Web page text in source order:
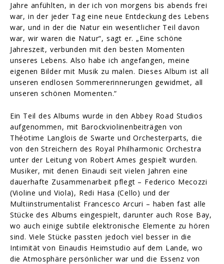
Jahre anfühlten, in der ich von morgens bis abends frei
war, in der jeder Tag eine neue Entdeckung des Lebens
war, und in der die Natur ein wesentlicher Teil davon
war, wir waren die Natur“, sagt er. „Eine schöne
Jahreszeit, verbunden mit den besten Momenten
unseres Lebens. Also habe ich angefangen, meine
eigenen Bilder mit Musik zu malen. Dieses Album ist all
unseren endlosen Sommererinnerungen gewidmet, all
unseren schönen Momenten.“
Ein Teil des Albums wurde in den Abbey Road Studios
aufgenommen, mit Barockviolinenbeiträgen von
Théotime Langlois de Swarte und Orchesterparts, die
von den Streichern des Royal Philharmonic Orchestra
unter der Leitung von Robert Ames gespielt wurden.
Musiker, mit denen Einaudi seit vielen Jahren eine
dauerhafte Zusammenarbeit pflegt – Federico Mecozzi
(Violine und Viola), Redi Hasa (Cello) und der
Multiinstrumentalist Francesco Arcuri – haben fast alle
Stücke des Albums eingespielt, darunter auch Rose Bay,
wo auch einige subtile elektronische Elemente zu hören
sind. Viele Stücke passten jedoch viel besser in die
Intimität von Einaudis Heimstudio auf dem Lande, wo
die Atmosphäre persönlicher war und die Essenz von